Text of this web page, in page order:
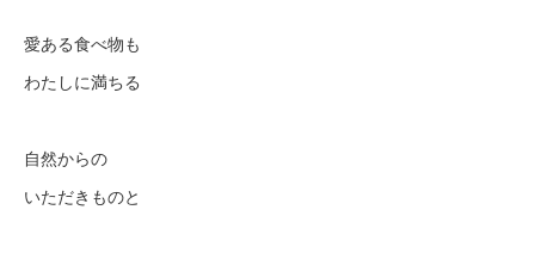
愛ある食べ物も
わたしに満ちる
自然からの
いただきものと